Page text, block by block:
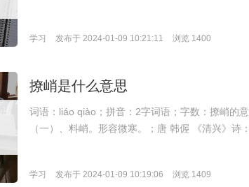
学习 发布于 2024-01-09 10:21:11 浏览 1400
撩峭是什么意思
词语：liáo qiào；拼音：2字词语；字数：撩峭的
（一）、料峭。形容微寒。；唐 韩偓 《清兴》诗
学习 发布于 2024-01-09 10:19:06 浏览 1409